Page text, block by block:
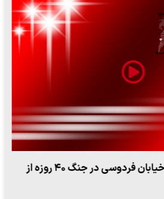
ببینید| لحظه بمباران خیابان فردوسی در جنگ ۴۰ روزه از